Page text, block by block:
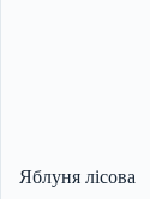
Яблуня лісова